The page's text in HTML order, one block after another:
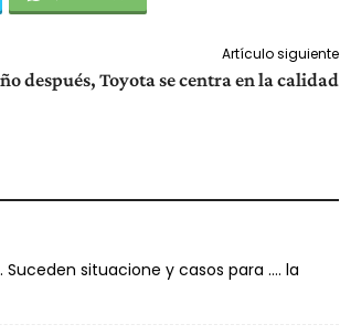
Artículo siguiente
después, Toyota se centra en la calidad
Suceden situacione y casos para …. la